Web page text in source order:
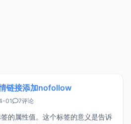
链接添加nofollow
01 7评论
的属性值。这个标签的意义是告诉